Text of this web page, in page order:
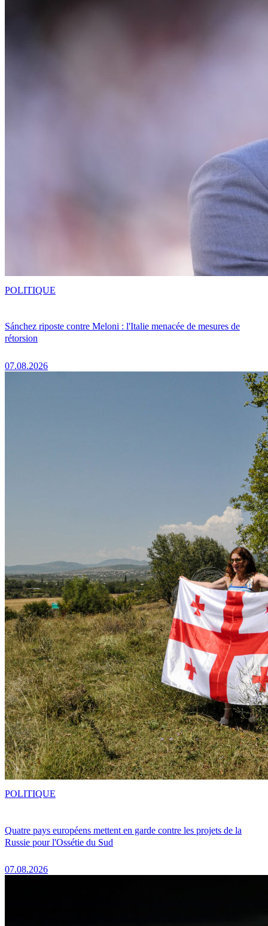
Sánchez riposte contre Meloni : l'Italie menacée de mesures de
rétorsion
07.08.2026
POLITIQUE
Quatre pays européens mettent en garde contre les projets de la
Russie pour l'Ossétie du Sud
07.08.2026
POLITIQUE